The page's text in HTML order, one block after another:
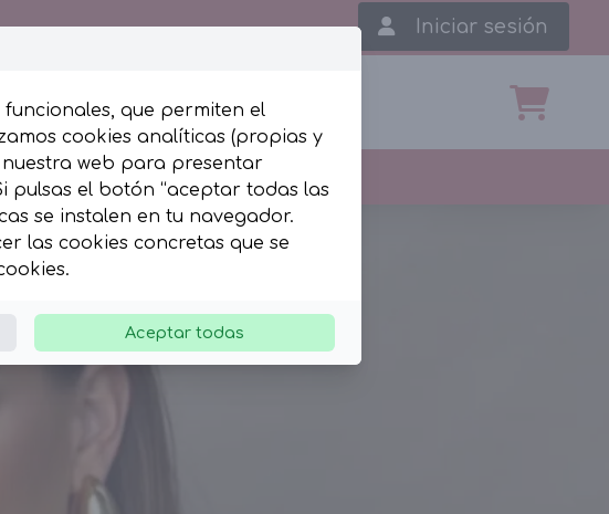
Iniciar sesión
que permiten el
cookies analíticas (propias y
web para presentar
pulsas el botón “aceptar todas las
se instalen en tu navegador.
las cookies concretas que se
.
Aceptar todas